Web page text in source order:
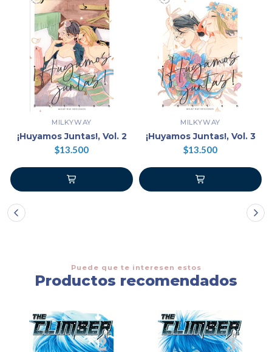
MILKYWAY
¡Huyamos Juntas!, Vol. 2
$13.500
MILKYWAY
¡Huyamos Juntas!, Vol. 3
$13.500
Puede que te interesen estos
Productos recomendados